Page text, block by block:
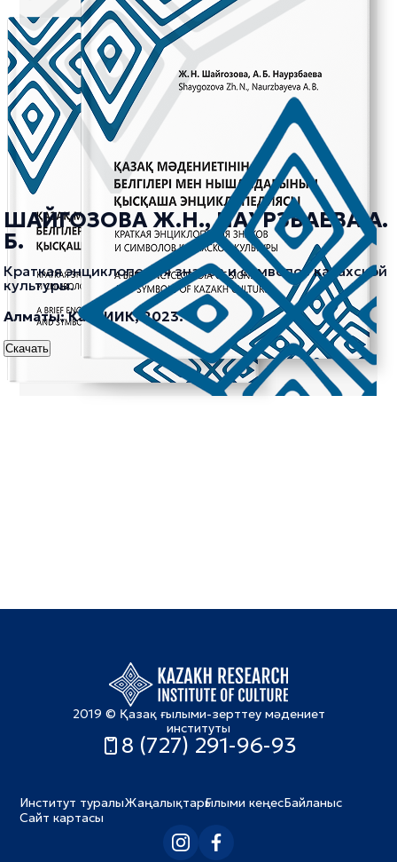
ШАЙГОЗОВА Ж.Н., НАУРЗБАЕВА А.
Б.
Краткая энциклопедия знаков и символов казахской
культуры.
Алматы: КазНИИК, 2023.
Скачать
2019 © Қазақ ғылыми-зерттеу мәдениет
институты
8 (727) 291-96-93
Институт туралыЖаңалықтарҒылыми кеңесБайланыс
Сайт картасы